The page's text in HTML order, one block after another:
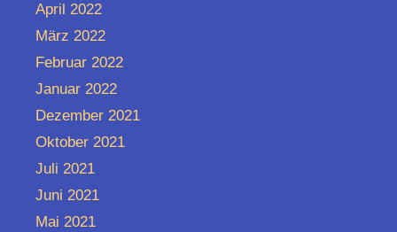
April 2022
März 2022
Februar 2022
Januar 2022
Dezember 2021
Oktober 2021
Juli 2021
Juni 2021
Mai 2021